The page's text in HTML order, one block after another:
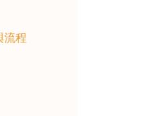
流程